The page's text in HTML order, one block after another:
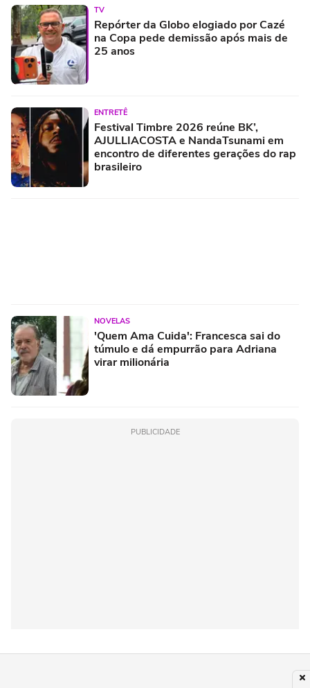
TV
Repórter da Globo elogiado por Cazé
na Copa pede demissão após mais de
25 anos
ENTRETÊ
Festival Timbre 2026 reúne BK’,
AJULLIACOSTA e NandaTsunami em
encontro de diferentes gerações do rap
brasileiro
NOVELAS
'Quem Ama Cuida': Francesca sai do
túmulo e dá empurrão para Adriana
virar milionária
PUBLICIDADE